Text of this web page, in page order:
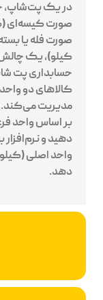
در یک پت‌شاپ،
صورت کیسه‌ای
صورت فله یا
کیلو)، یک
حسابداری پت
کالاهای دو
مدیریت می‌کند.
دهید و
واحد اصلی
دهد.